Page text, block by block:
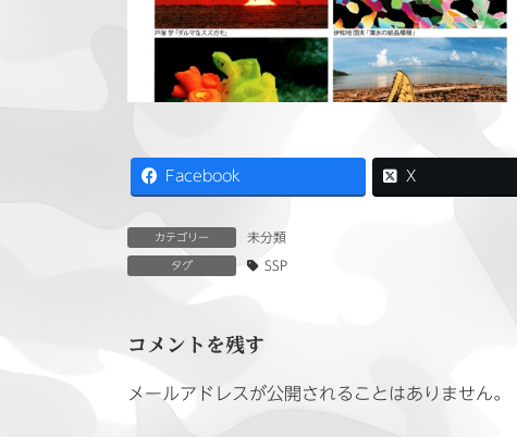
Facebook X
カテゴリー 未分類
タグ SSP
コメントを残す
メールアドレスが公開されることはありません。